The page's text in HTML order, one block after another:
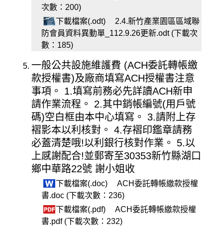
次數：200)
下載檔案(.odt)
2.4.新竹產業園區區域聯
防會員資料異動單_112.9.26更新.odt (下載次
數：185)
一般公共設施維護費 (ACH委託轉帳繳
款授權書)及廠商填寫ACH授權書注意
事項。 1.填寫前務必先詳讀ACH新申
請作業流程。 2.其中銷帳編號(用戶號
碼)空白框由本中心填寫。 3.請附上存
褶影本以利核對。 4.存褶印鑑章請務
必蓋清楚哦!以利銀行核對作業。 5.以
上感謝配合!並郵寄至30353新竹縣湖口
鄉中華路22號 謝小姐收
下載檔案(.doc)
ACH委託轉帳繳款授權
書.doc (下載次數：236)
下載檔案(.pdf)
ACH委託轉帳繳款授權
書.pdf (下載次數：232)